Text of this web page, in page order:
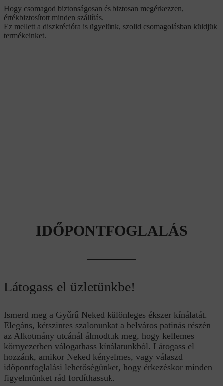
Hogy csomagod biztonságosan és biztosan megérkezzen,
értékbiztosított minden szállítás.
Ez mellett a diszkrécióra is ügyelünk, szolid csomagolásban küldjük
termékeinket.
IDŐPONTFOGLALÁS
Látogass el üzletünkbe!
Ismerd meg a Gyűrű Neked különleges ékszer kínálatát.
Elegáns, kétszintes szalonunkat a belváros patinás részén
az Alkotmány utcánál álmodtuk meg, hogy kellemes
környezetben válogathass kínálatunkból. Látogass el
hozzánk, amikor Neked kényelmes, vagy válaszd
időpontfoglalási lehetőségünket, hogy érkezéskor minden
figyelmünket rád fordíthassuk.